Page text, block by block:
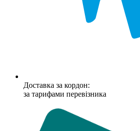
Доставка за кордон:
за тарифами перевізника